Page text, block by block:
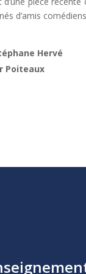
d’amis
Hervé
Poiteaux